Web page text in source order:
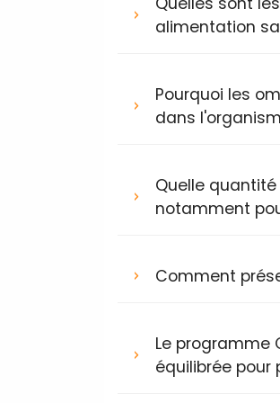
alimentation
Pourquoi les
dans
Quelle
notamment
Comment
Le
équilibrée pour